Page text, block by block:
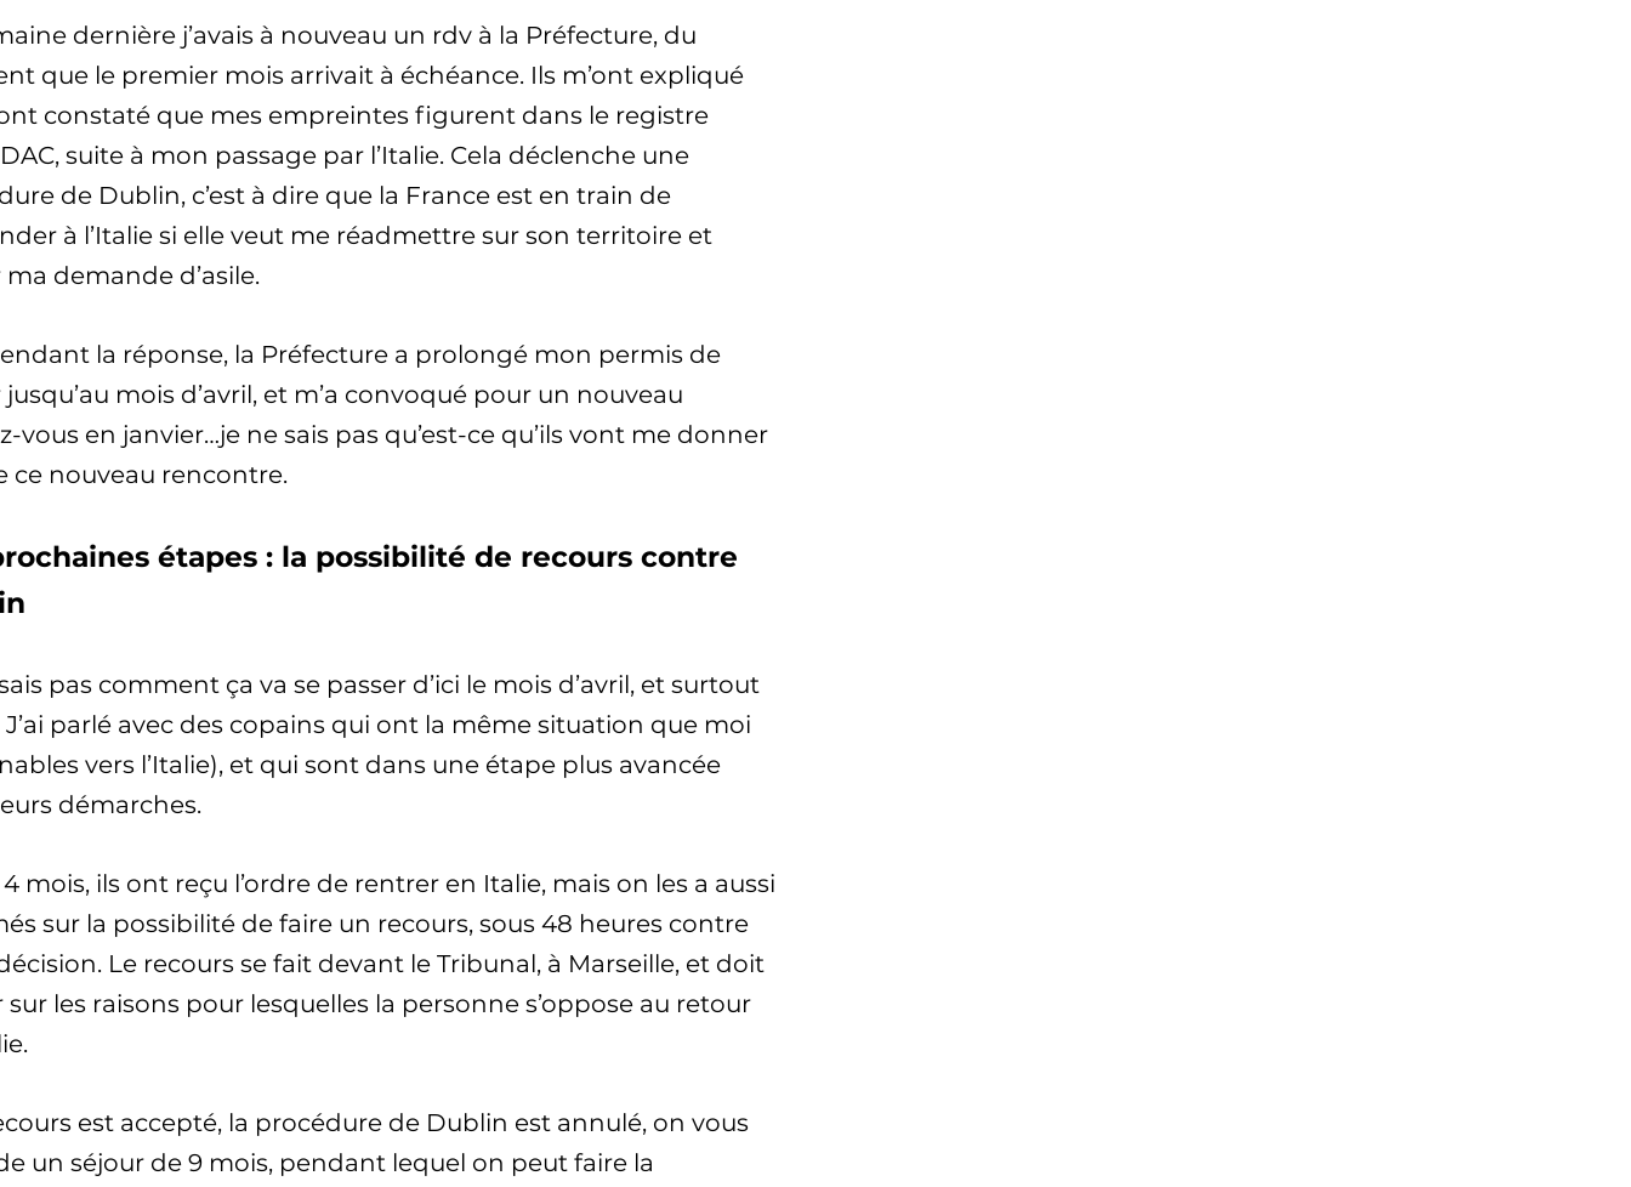
dernière j’avais à nouveau un rdv à la Préfecture, du
que le premier mois arrivait à échéance. Ils m’ont expliqué
constaté que mes empreintes figurent dans le registre
suite à mon passage par l’Italie. Cela déclenche une
de Dublin, c’est à dire que la France est en train de
à l’Italie si elle veut me réadmettre sur son territoire et
demande d’asile.
la réponse, la Préfecture a prolongé mon permis de
mois d’avril, et m’a convoqué pour un nouveau
vous en janvier…je ne sais pas qu’est-ce qu’ils vont me donner
ce nouveau rencontre.
étapes : la possibilité de recours contre
pas comment ça va se passer d’ici le mois d’avril, et surtout
J’ai parlé avec des copains qui ont la même situation que moi
vers l’Italie), et qui sont dans une étape plus avancée
démarches.
mois, ils ont reçu l’ordre de rentrer en Italie, mais on les a aussi
sur la possibilité de faire un recours, sous 48 heures contre
Le recours se fait devant le Tribunal, à Marseille, et doit
les raisons pour lesquelles la personne s’oppose au retour
est accepté, la procédure de Dublin est annulé, on vous
un séjour de 9 mois, pendant lequel on peut faire la